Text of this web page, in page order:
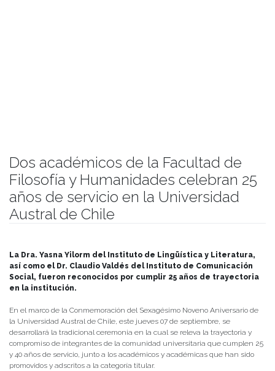
Dos académicos de la Facultad de
Filosofía y Humanidades celebran 25
años de servicio en la Universidad
Austral de Chile
La Dra. Yasna Yilorm del Instituto de Lingüística y Literatura,
así como el Dr. Claudio Valdés del Instituto de Comunicación
Social, fueron reconocidos por cumplir 25 años de trayectoria
en la institución.
En el marco de la Conmemoración del Sexagésimo Noveno Aniversario de
la Universidad Austral de Chile, este jueves 07 de septiembre, se
desarrollará la tradicional ceremonia en la cual se releva la trayectoria y
compromiso de integrantes de la comunidad universitaria que cumplen 25
y 40 años de servicio, junto a los académicos y académicas que han sido
promovidos y adscritos a la categoría titular.